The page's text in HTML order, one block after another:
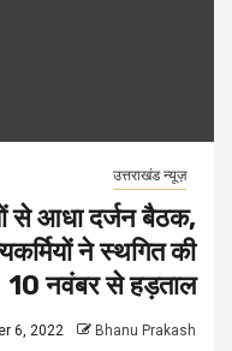
उत्तराखंड न्यूज़
से आधा दर्जन बैठक,
ने स्थगित की
10 नवंबर से हड़ताल
6, 2022 Bhanu Prakash